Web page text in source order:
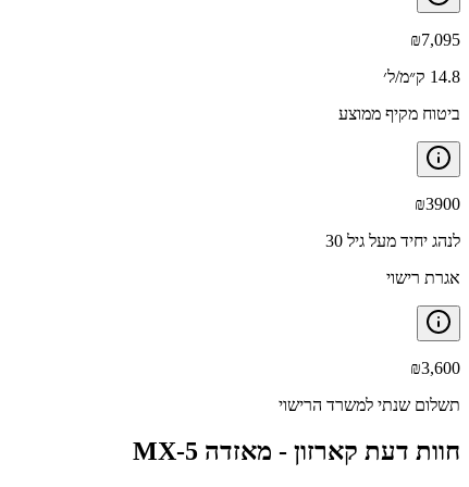
₪7,095
14.8 ק״מ/ל׳
ביטוח מקיף ממוצע
₪3900
לנהג יחיד מעל גיל 30
אגרת רישוי
₪3,600
תשלום שנתי למשרד הרישוי
חוות דעת קארזון - מאזדה MX-5